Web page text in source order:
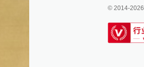
© 2014-2026